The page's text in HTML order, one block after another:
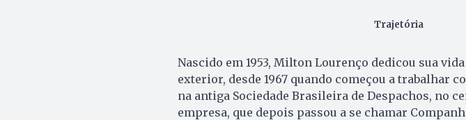
Trajetória
Nascido em 1953, Milton Lourenço dedicou sua
exterior, desde 1967 quando começou a trabalhar
na antiga Sociedade Brasileira de Despachos, no
empresa, que depois passou a se chamar